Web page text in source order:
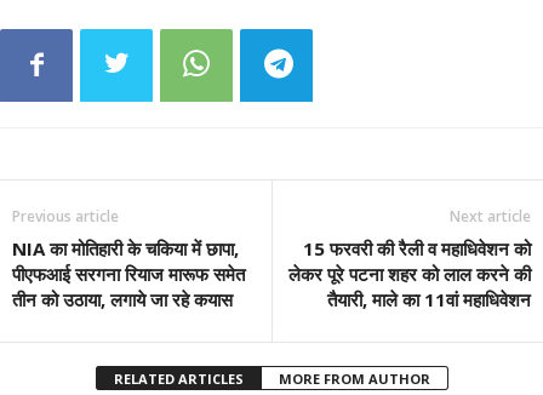
Previous article
NIA का मोतिहारी के चकिया में छापा,
पीएफआई सरगना रियाज मारूफ समेत
तीन को उठाया, लगाये जा रहे कयास
Next article
15 फरवरी की रैली व महाधिवेशन को
लेकर पूरे पटना शहर को लाल करने की
तैयारी, माले का 11वां महाधिवेशन
RELATED ARTICLES MORE FROM AUTHOR